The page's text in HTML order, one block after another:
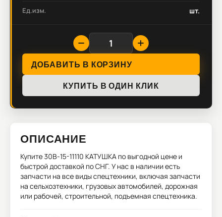
Ед.изм. шт.
ДОБАВИТЬ В КОРЗИНУ
КУПИТЬ В ОДИН КЛИК
ОПИСАНИЕ
Купите30B-15-11110 КАТУШКА по выгодной цене и
быстрой доставкой по СНГ. У нас в наличии есть
запчасти на все виды спецтехники, включая запчасти
на сельхозтехники, грузовых автомобилей, дорожная
или рабочей, строительной, подъемная спецтехника.